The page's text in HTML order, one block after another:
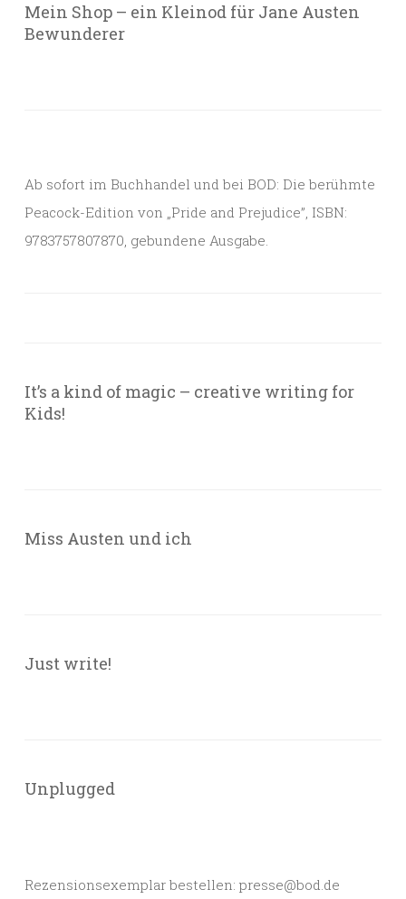
Mein Shop – ein Kleinod für Jane Austen
Bewunderer
Ab sofort im Buchhandel und bei BOD: Die berühmte
Peacock-Edition von „Pride and Prejudice”, ISBN:
9783757807870, gebundene Ausgabe.
It’s a kind of magic – creative writing for
Kids!
Miss Austen und ich
Just write!
Unplugged
Rezensionsexemplar bestellen: presse@bod.de